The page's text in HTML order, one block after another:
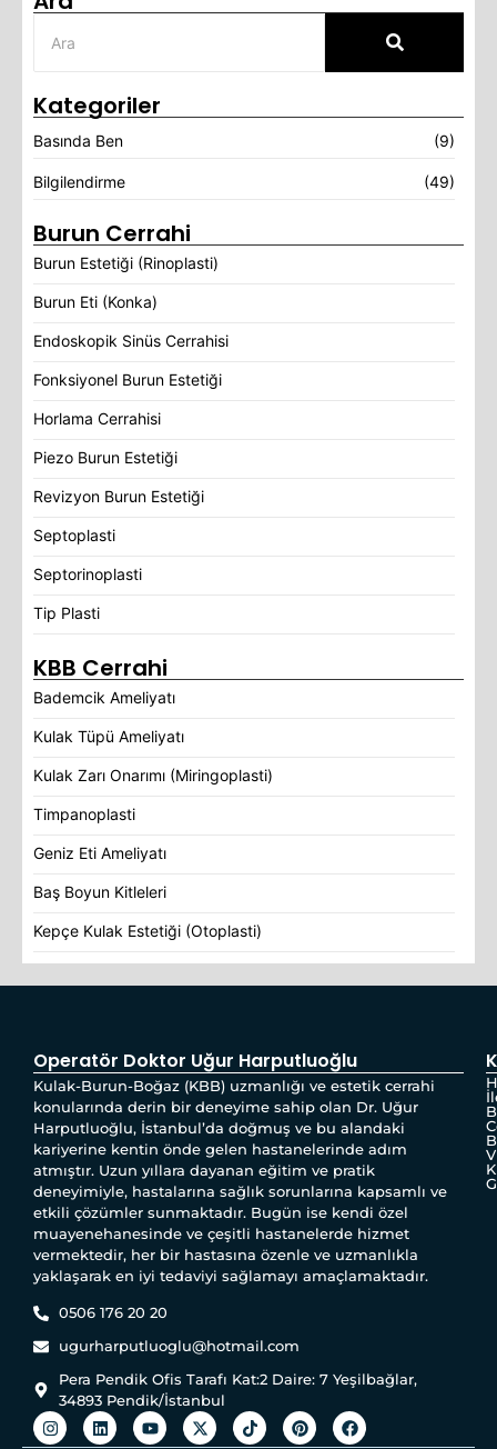
Kategoriler
Basında Ben (9)
Bilgilendirme (49)
Burun Cerrahi
Burun Estetiği (Rinoplasti)
Burun Eti (Konka)
Endoskopik Sinüs Cerrahisi
Fonksiyonel Burun Estetiği
Horlama Cerrahisi
Piezo Burun Estetiği
Revizyon Burun Estetiği
Septoplasti
Septorinoplasti
Tip Plasti
KBB Cerrahi
Bademcik Ameliyatı
Kulak Tüpü Ameliyatı
Kulak Zarı Onarımı (Miringoplasti)
Timpanoplasti
Geniz Eti Ameliyatı
Baş Boyun Kitleleri
Kepçe Kulak Estetiği (Otoplasti)
Operatör Doktor Uğur Harputluoğlu
Kulak-Burun-Boğaz (KBB) uzmanlığı ve estetik cerrahi
konularında derin bir deneyime sahip olan Dr. Uğur
Harputluoğlu, İstanbul’da doğmuş ve bu alandaki
kariyerine kentin önde gelen hastanelerinde adım
atmıştır. Uzun yıllara dayanan eğitim ve pratik
deneyimiyle, hastalarına sağlık sorunlarına kapsamlı ve
etkili çözümler sunmaktadır. Bugün ise kendi özel
muayenehanesinde ve çeşitli hastanelerde hizmet
vermektedir, her bir hastasına özenle ve uzmanlıkla
yaklaşarak en iyi tedaviyi sağlamayı amaçlamaktadır.
0506 176 20 20
ugurharputluoglu@hotmail.com
Pera Pendik Ofis Tarafı Kat:2 Daire: 7 Yeşilbağlar,
34893 Pendik/İstanbul